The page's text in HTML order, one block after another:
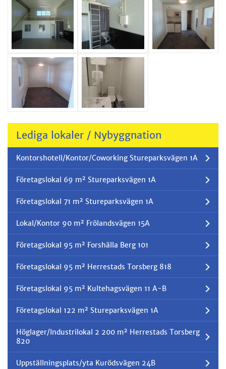
Lediga lokaler / Nybyggnation
Kontorshotell/Kontor/Coworking Stureparksvägen 1A
Företagslokal 69 m² Stureparksvägen 1A
Företagslokal 71 m² Stureparksvägen 1A
Lokal/Kontor 90 m² Frölandsvägen 15A
Företagslokal 95 m² Forshälla Berg 101
Företagslokal 95 m² Herrestads Torsberg 818
Företagslokal 95 m² Kultehagsvägen 11 A-B
Företagslokal 122 m² Stureparksvägen 1A
Höglager/Industrilokal 2 200 m² Herrestads Torsberg
820
Uppställningsplats/yta Kurödsvägen 24B